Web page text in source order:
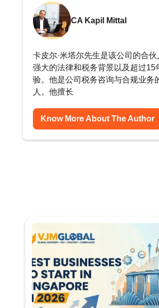
CA Kapil Mittal
卡皮尔·米塔尔先生是该公司的合
强大的法律和税务背景以及超过15
验。他是公司税务咨询与合规业务
人。他擅长
Know More About The Author